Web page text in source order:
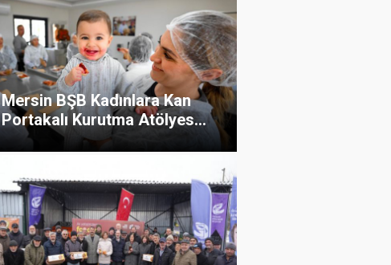
Mersin BŞB Kadınlara Kan
Portakalı Kurutma Atölyes...